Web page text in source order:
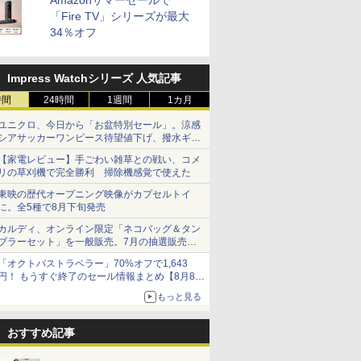
「Fire TV」シリーズが最大
34％オフ
Impress Watchシリーズ 人気記事
24時間 1週間 1カ月
ニクロ、今日から「お盆特別セール」。涼感
アサッカーワンピース待望値下げ、撥水ギア
ョーツは1990円に
家電レビュー】手ごわい雑草との戦い、コメ
の草刈機で完全勝利 掃除機感覚で使えた
映の歴代オープニング映像がカプセルトイ
。全5種で8月下旬発売
ルディ、オンライン限定「ネコバッグ＆タン
ラーセット」を一般販売。7月の抽選販売の
選無効分
オクトパストラベラー」70%オフで1,643
！ もうすぐ終了のセール情報まとめ【8月8日
ンテンドーeショップでは「大神 絶景版」が
もっと見る
おすすめ記事